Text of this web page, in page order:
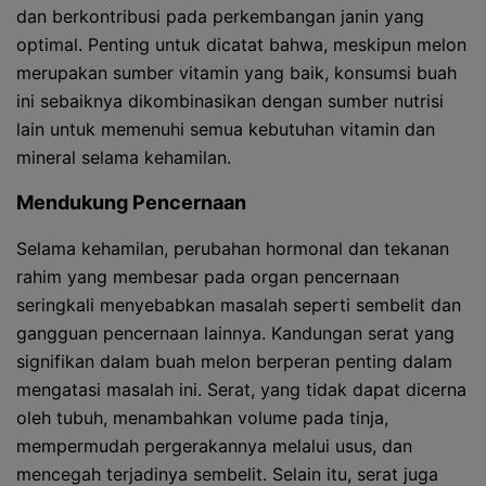
dan berkontribusi pada perkembangan janin yang
optimal. Penting untuk dicatat bahwa, meskipun melon
merupakan sumber vitamin yang baik, konsumsi buah
ini sebaiknya dikombinasikan dengan sumber nutrisi
lain untuk memenuhi semua kebutuhan vitamin dan
mineral selama kehamilan.
Mendukung Pencernaan
Selama kehamilan, perubahan hormonal dan tekanan
rahim yang membesar pada organ pencernaan
seringkali menyebabkan masalah seperti sembelit dan
gangguan pencernaan lainnya. Kandungan serat yang
signifikan dalam buah melon berperan penting dalam
mengatasi masalah ini. Serat, yang tidak dapat dicerna
oleh tubuh, menambahkan volume pada tinja,
mempermudah pergerakannya melalui usus, dan
mencegah terjadinya sembelit. Selain itu, serat juga